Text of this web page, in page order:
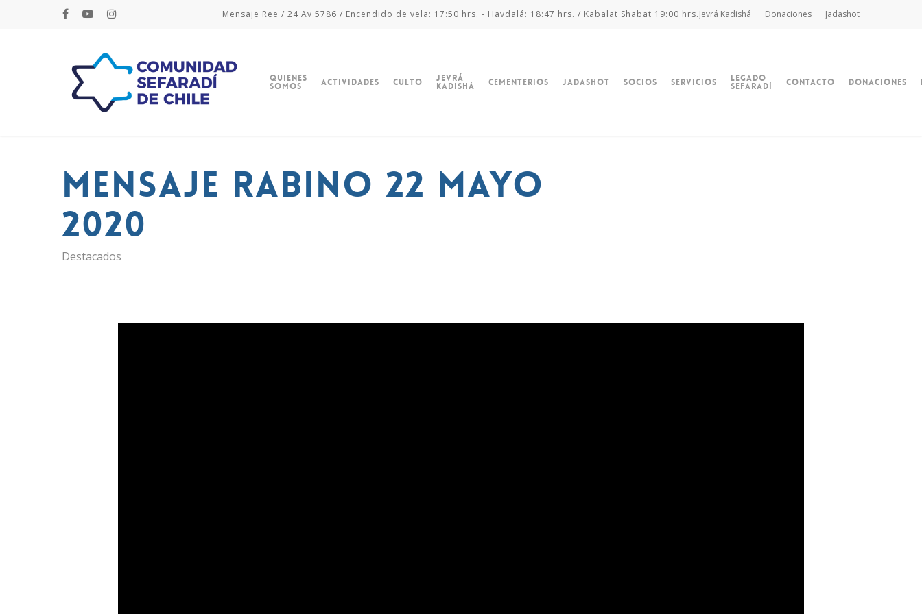
Mensaje Ree / 24 Av 5786 / Encendido de vela: 17:50 hrs. - Havdalá: 18:47 hrs. / Kabalat Shabat 19:00 hrs.Jevrá Kadishá Donaciones Jadashot
Quienes
Somos Actividades Culto Jevrá
Kadishá Cementerios Jadashot Socios Servicios Legado
Sefaradí Contacto Donaciones
Mensaje Rabino 22 mayo
2020
Destacados